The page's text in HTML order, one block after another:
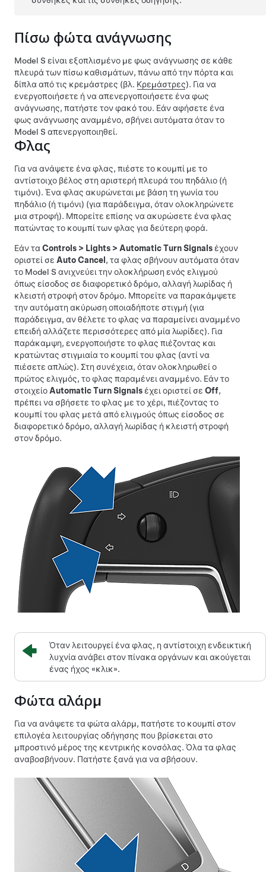
Πίσω φώτα ανάγνωσης
Model S είναι εξοπλισμένο με φως ανάγνωσης σε κάθε
πλευρά των πίσω καθισμάτων, πάνω από την πόρτα και
δίπλα από τις κρεμάστρες (βλ. Κρεμάστρες). Για να
ενεργοποιήσετε ή να απενεργοποιήσετε ένα φως
ανάγνωσης, πατήστε τον φακό του. Εάν αφήσετε ένα
φως ανάγνωσης αναμμένο, σβήνει αυτόματα όταν το
Model S απενεργοποιηθεί.
Φλας
Για να ανάψετε ένα φλας, πιέστε το κουμπί με το
αντίστοιχο βέλος στη αριστερή πλευρά του πηδάλιο (ή
τιμόνι). Ένα φλας ακυρώνεται με βάση τη γωνία του
πηδάλιο (ή τιμόνι) (για παράδειγμα, όταν ολοκληρώνετε
μια στροφή). Μπορείτε επίσης να ακυρώσετε ένα φλας
πατώντας το κουμπί των φλας για δεύτερη φορά.
Εάν τα Controls > Lights > Automatic Turn Signalsέχουν
οριστεί σε Auto Cancel , τα φλας σβήνουν αυτόματα όταν
το Model S ανιχνεύει την ολοκλήρωση ενός ελιγμού
όπως είσοδος σε διαφορετικό δρόμο, αλλαγή λωρίδας ή
κλειστή στροφή στον δρόμο. Μπορείτε να παρακάμψετε
την αυτόματη ακύρωση οποιαδήποτε στιγμή (για
παράδειγμα, αν θέλετε το φλας να παραμείνει αναμμένο
επειδή αλλάζετε περισσότερες από μία λωρίδες). Για
παράκαμψη, ενεργοποιήστε το φλας πιέζοντας και
κρατώντας στιγμιαία το κουμπί του φλας (αντί να
πιέσετε απλώς). Στη συνέχεια, όταν ολοκληρωθεί ο
πρώτος ελιγμός, το φλας παραμένει αναμμένο. Εάν το
στοιχείο Automatic Turn Signalsέχει οριστεί σε Off,
πρέπει να σβήσετε το φλας με το χέρι, πιέζοντας το
κουμπί του φλας μετά από ελιγμούς όπως είσοδος σε
διαφορετικό δρόμο, αλλαγή λωρίδας ή κλειστή στροφή
στον δρόμο.
Όταν λειτουργεί ένα φλας, η αντίστοιχη ενδεικτική
λυχνία ανάβει στον πίνακα οργάνων και ακούγεται
ένας ήχος «κλικ».
Φώτα αλάρμ
Για να ανάψετε τα φώτα αλάρμ, πατήστε το κουμπί στον
επιλογέα λειτουργίας οδήγησης που βρίσκεται στο
μπροστινό μέρος της κεντρικής κονσόλας. Όλα τα φλας
αναβοσβήνουν. Πατήστε ξανά για να σβήσουν.